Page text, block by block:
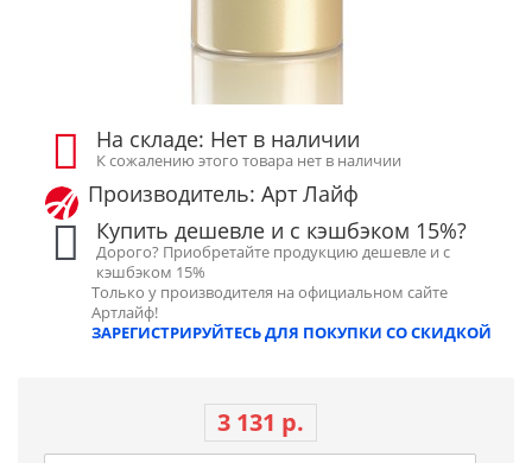
На складе: Нет в наличии
К сожалению этого товара нет в наличии
Производитель: Арт Лайф
Купить дешевле и с кэшбэком 15%?
Дорого? Приобретайте продукцию дешевле и с
кэшбэком 15%
Только у производителя на официальном сайте
Артлайф!
ЗАРЕГИСТРИРУЙТЕСЬ ДЛЯ ПОКУПКИ СО СКИДКОЙ
3 131 р.